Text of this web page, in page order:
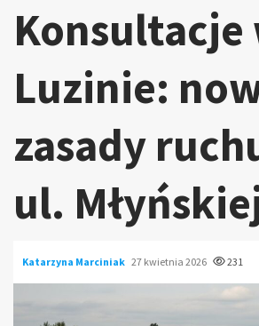
Konsultacje
Luzinie:
zasady
ul.
Katarzyna Marciniak 27 kwietnia 2026 231